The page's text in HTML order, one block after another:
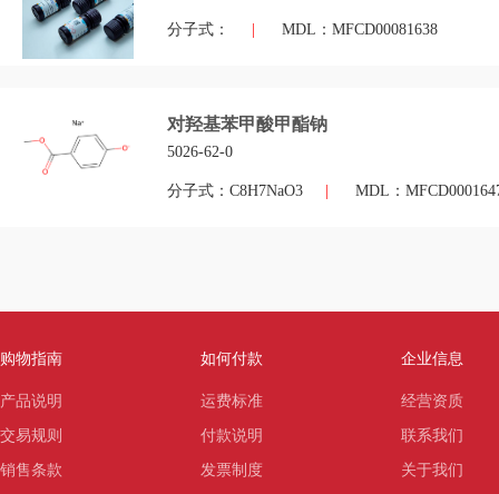
分子式： MDL：MFCD00081638
对羟基苯甲酸甲酯钠
5026-62-0
分子式：C8H7NaO3 MDL：
购物指南
产品说明
交易规则
销售条款
如何付款
运费标准
付款说明
发票制度
企业信息
经营资质
联系我们
关于我们